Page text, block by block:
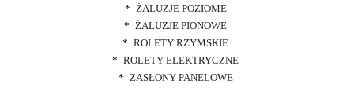
ŻALUZJE POZIOME
ŻALUZJE PIONOWE
ROLETY RZYMSKIE
ROLETY ELEKTRYCZNE
ZASŁONY PANELOWE